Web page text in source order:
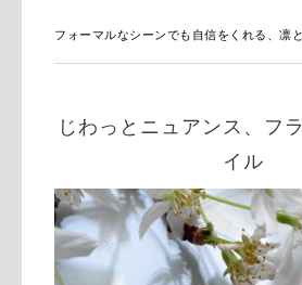
フォーマルなシーンでも自信をくれる、凛
じわっとニュアンス、フ
イル